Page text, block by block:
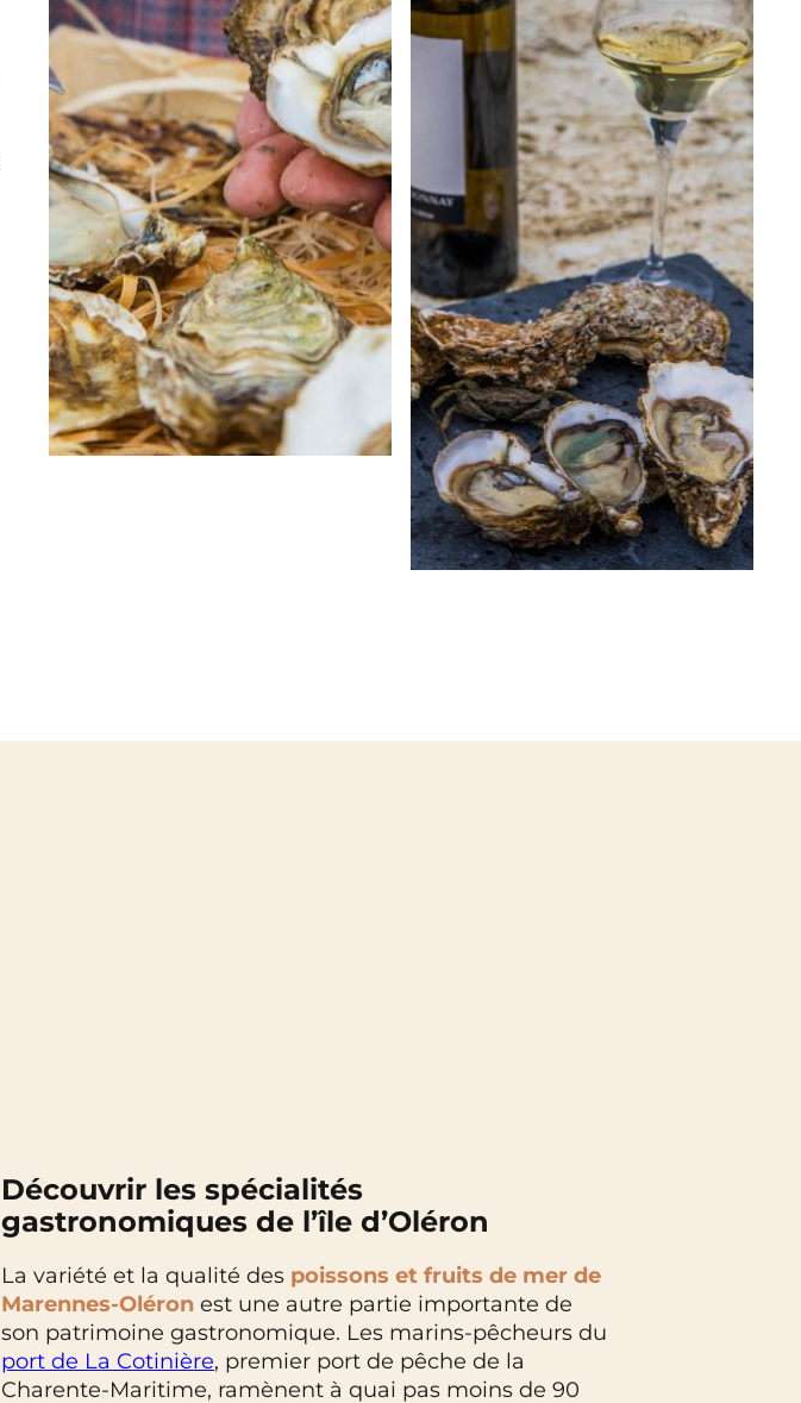
Découvrir les spécialités
gastronomiques de l’île d’Oléron
La variété et la qualité des poissons et fruits de mer de
Marennes-Oléron est une autre partie importante de
son patrimoine gastronomique. Les marins-pêcheurs du
port de La Cotinière, premier port de pêche de la
Charente-Maritime, ramènent à quai pas moins de 90